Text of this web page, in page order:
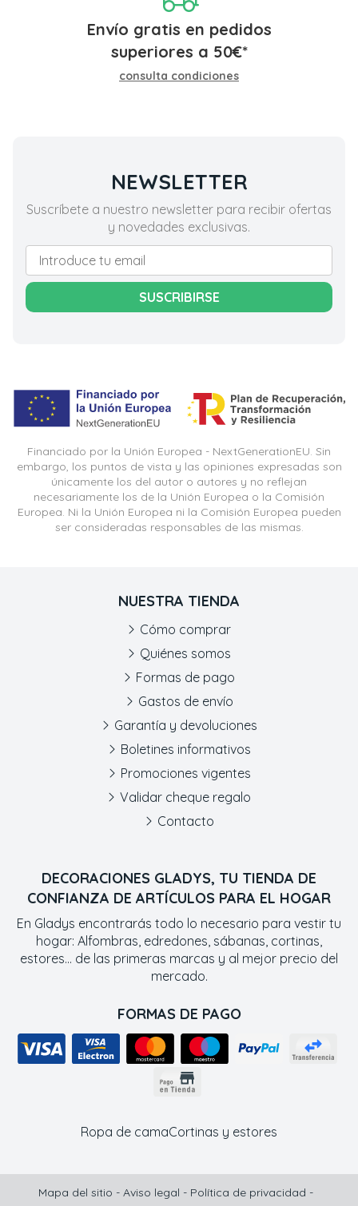
Envío gratis en pedidos
superiores a 50€*
consulta condiciones
NEWSLETTER
Suscríbete a nuestro newsletter para recibir ofertas
y novedades exclusivas.
SUSCRIBIRSE
Financiado por la Unión Europea - NextGenerationEU. Sin
embargo, los puntos de vista y las opiniones expresadas son
únicamente los del autor o autores y no reflejan
necesariamente los de la Unión Europea o la Comisión
Europea. Ni la Unión Europea ni la Comisión Europea pueden
ser consideradas responsables de las mismas.
DECORACIONES GLADYS, TU TIENDA DE
CONFIANZA DE ARTÍCULOS PARA EL HOGAR
En Gladys encontrarás todo lo necesario para vestir tu
hogar: Alfombras, edredones, sábanas, cortinas,
estores... de las primeras marcas y al mejor precio del
mercado.
FORMAS DE PAGO
NUESTRA TIENDA
Cómo comprar
Quiénes somos
Formas de pago
Gastos de envío
Garantía y devoluciones
Boletines informativos
Promociones vigentes
Validar cheque regalo
Contacto
Ropa de camaCortinas y estores
Mapa del sitio - Aviso legal - Política de privacidad -